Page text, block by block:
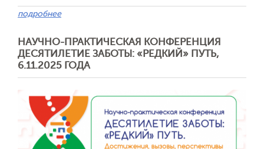
подробнее
НАУЧНО-ПРАКТИЧЕСКАЯ КОНФЕРЕНЦИЯ
ДЕСЯТИЛЕТИЕ ЗАБОТЫ: «РЕДКИЙ» ПУТЬ,
6.11.2025 ГОДА
Отправить